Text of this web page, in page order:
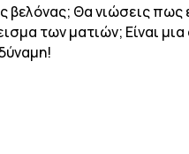
Θα νιώσεις πως
των ματιών; Είναι